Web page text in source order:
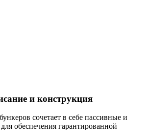
и конструкция
сочетает в себе пассивные и
обеспечения гарантированной